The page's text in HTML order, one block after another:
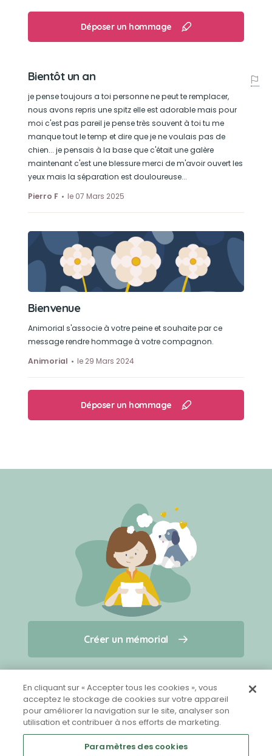
Créer un mémorial
Qui sommes-nous ?
Nous contacter
Partager sur Facebook
Son loisir préféréDéposer un hommage
Bientôt un an
je pense toujours a toi personne ne peut te remplacer,
nous avons repris une spitz elle est adorable mais pour
moi c'est pas pareil je pense très souvent à toi tu me
manque tout le temp et dire que je ne voulais pas de
chien... je pensais à la base que c'était une galère
maintenant c'est une blessure merci de m'avoir ouvert les
yeux mais la séparation est douloureuse...
Pierro F
le 07 Mars 2025
Bienvenue
Animorial s'associe à votre peine et souhaite par ce
message rendre hommage à votre compagnon.
Animorial
le 29 Mars 2024
Déposer un hommage
Créer un mémorial
En cliquant sur « Accepter tous les cookies », vous
acceptez le stockage de cookies sur votre appareil
pour améliorer la navigation sur le site, analyser son
utilisation et contribuer à nos efforts de marketing.
Paramètres des cookies